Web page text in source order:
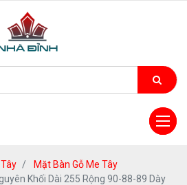
Mặt Bàn Gỗ Me Tây
Khối Dài 255 Rộng 90-88-89 Dày